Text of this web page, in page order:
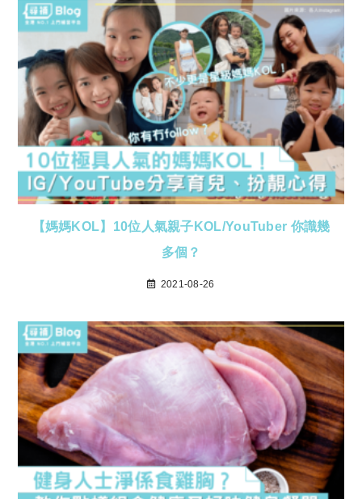
【媽媽KOL】10位人氣親子KOL/YouTuber 你識幾
多個？
2021-08-26